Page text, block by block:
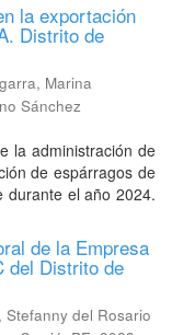
la exportación
Distrito de
Marina
Sánchez
la administración de
de espárragos de
durante el año 2024.
de la Empresa
del Distrito de
Stefanny del Rosario